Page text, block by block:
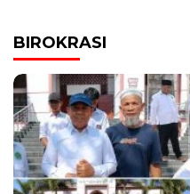
BIROKRASI